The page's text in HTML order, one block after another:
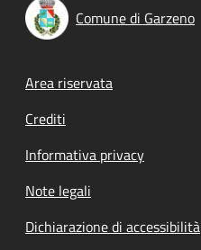
Comune di Garzeno
Footer menu
Area riservata
Crediti
Informativa privacy
Note legali
Dichiarazione di accessibilità